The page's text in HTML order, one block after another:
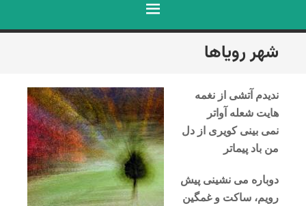
فهرست
رفتن
به
شهر رویاها
ندیدم آتشی از نغمه
هایت شعله آواتر
نمی بینی کویری از دل
من باد پیماتر
دوباره می نشینی پیش
رویم، ساکت و غمگین